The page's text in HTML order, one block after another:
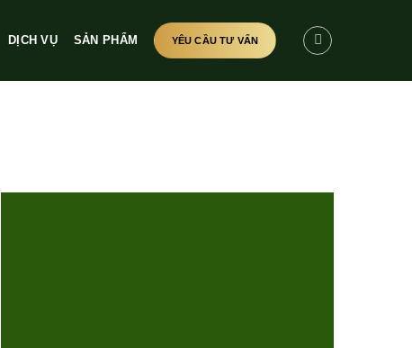
DỊCH VỤ SẢN PHẨM YÊU CẦU TƯ VẤN